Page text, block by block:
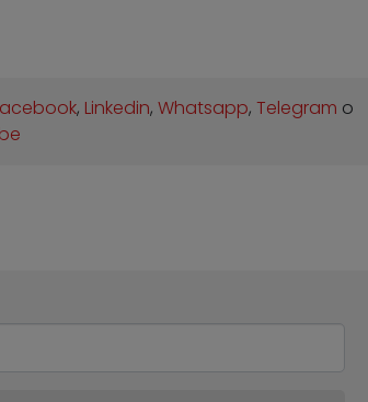
, Linkedin,Whatsapp,Telegram o